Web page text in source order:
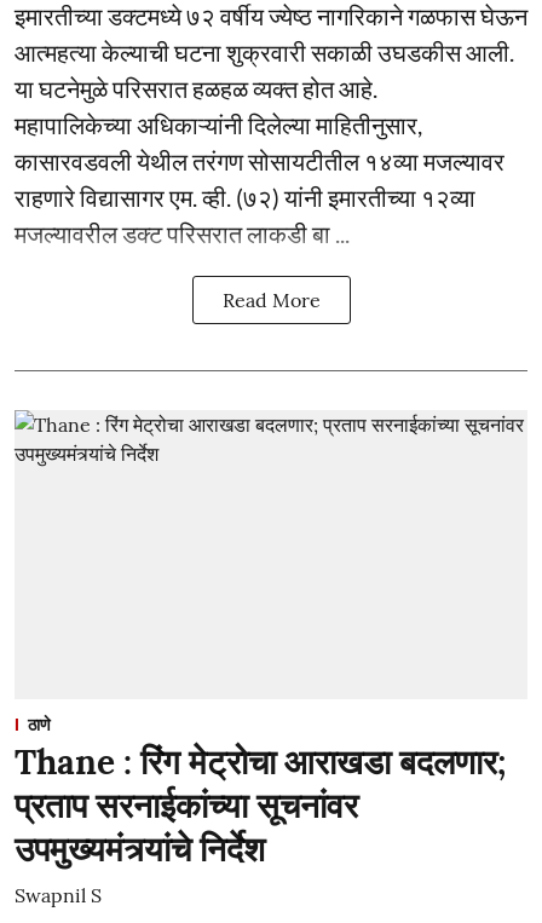
इमारतीच्या डक्टमध्ये ७२ वर्षीय ज्येष्ठ नागरिकाने गळफास घेऊन
आत्महत्या केल्याची घटना शुक्रवारी सकाळी उघडकीस आली.
या घटनेमुळे परिसरात हळहळ व्यक्त होत आहे.
महापालिकेच्या अधिकाऱ्यांनी दिलेल्या माहितीनुसार,
कासारवडवली येथील तरंगण सोसायटीतील १४व्या मजल्यावर
राहणारे विद्यासागर एम. व्ही. (७२) यांनी इमारतीच्या १२व्या
मजल्यावरील डक्ट परिसरात लाकडी बा ...
Read More
ठाणे
Thane : रिंग मेट्रोचा आराखडा बदलणार;
प्रताप सरनाईकांच्या सूचनांवर
उपमुख्यमंत्र्यांचे निर्देश
Swapnil S